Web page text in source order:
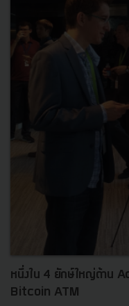
หนึ่งใน 4 ยักษ์ใหญ่ด้าน
Bitcoin ATM